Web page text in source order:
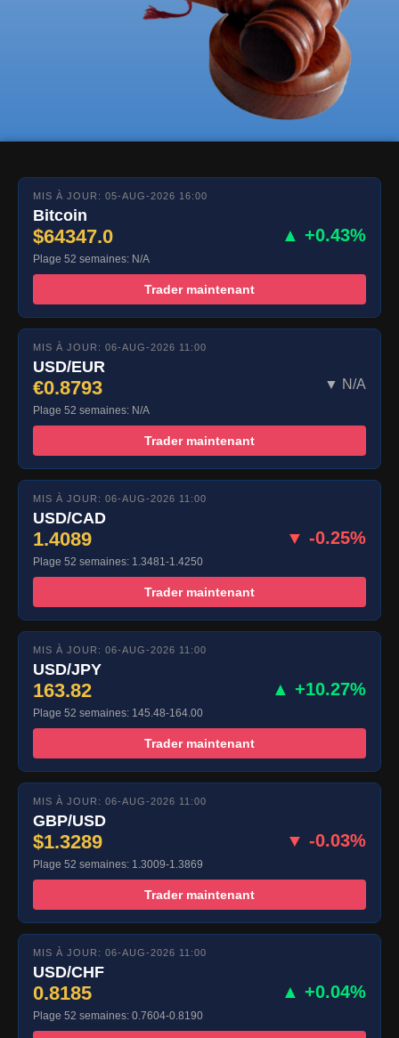
MIS À JOUR: 05-AUG-2026 16:00
Bitcoin
$64347.0 ▲ +0.43%
Plage 52 semaines: N/A
Trader maintenant
MIS À JOUR: 06-AUG-2026 11:00
USD/EUR
€0.8793 ▼ N/A
Plage 52 semaines: N/A
Trader maintenant
MIS À JOUR: 06-AUG-2026 11:00
USD/CAD
1.4089 ▼ -0.25%
Plage 52 semaines: 1.3481-1.4250
Trader maintenant
MIS À JOUR: 06-AUG-2026 11:00
USD/JPY
163.82 ▲ +10.27%
Plage 52 semaines: 145.48-164.00
Trader maintenant
MIS À JOUR: 06-AUG-2026 11:00
GBP/USD
$1.3289 ▼ -0.03%
Plage 52 semaines: 1.3009-1.3869
Trader maintenant
MIS À JOUR: 06-AUG-2026 11:00
USD/CHF
0.8185 ▲ +0.04%
Plage 52 semaines: 0.7604-0.8190